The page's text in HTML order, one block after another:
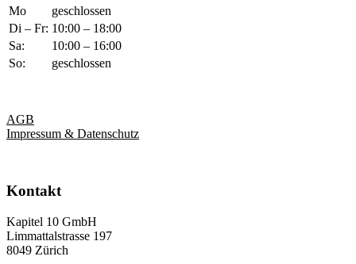
Mo
geschlossen
Di – Fr: 10:00 – 18:00
Sa:
10:00 – 16:00
So:
geschlossen
AGB
Impressum & Datenschutz
Kontakt
Kapitel 10 GmbH
Limmattalstrasse 197
8049 Zürich